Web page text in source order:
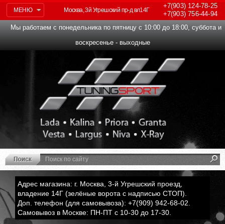
МЕНЮ
+7(903)124-78-25
+7(903)756-44-94
Москва, 3й Угрешский пр-д вл14Г
Мы работаем с понедельника по пятницу с 10:00 до 18:00, суббота и
воскресенье - выходные
Адрес магазина: г. Москва, 3-й Угрешский проезд,
владение 14Г (зелёные ворота с надписью СТОП).
Доп. телефон (для самовывоза): +7(909) 942-68-02.
Самовывоз в Москве: ПН-ПТ с 10-30 до 17-30.